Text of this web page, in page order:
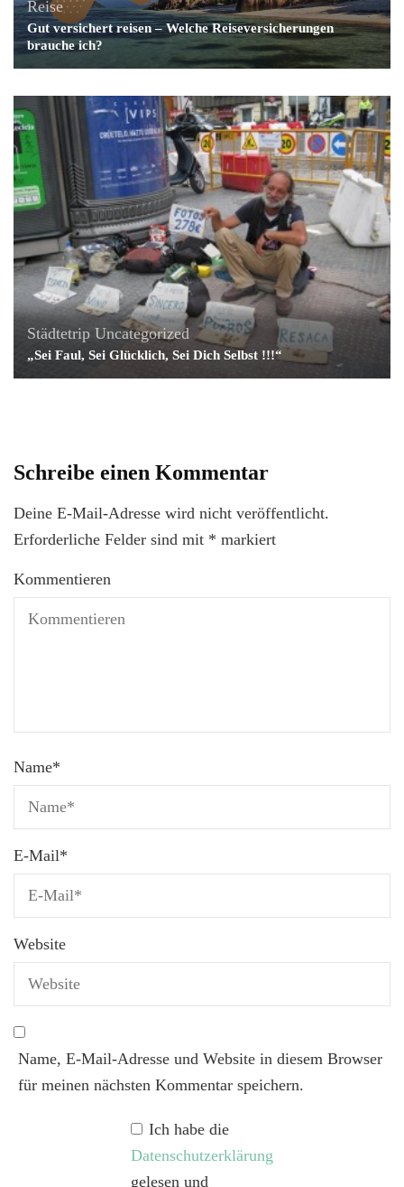
Reise
Gut versichert reisen – Welche Reiseversicherungen
brauche ich?
Städtetrip Uncategorized
„Sei Faul, Sei Glücklich, Sei Dich Selbst !!!“
Schreibe einen Kommentar
Deine E-Mail-Adresse wird nicht veröffentlicht.
Erforderliche Felder sind mit * markiert
Kommentieren
Name*
E-Mail*
Website
Name, E-Mail-Adresse und Website in diesem Browser
für meinen nächsten Kommentar speichern.
Ich habe die
Datenschutzerklärung
gelesen und